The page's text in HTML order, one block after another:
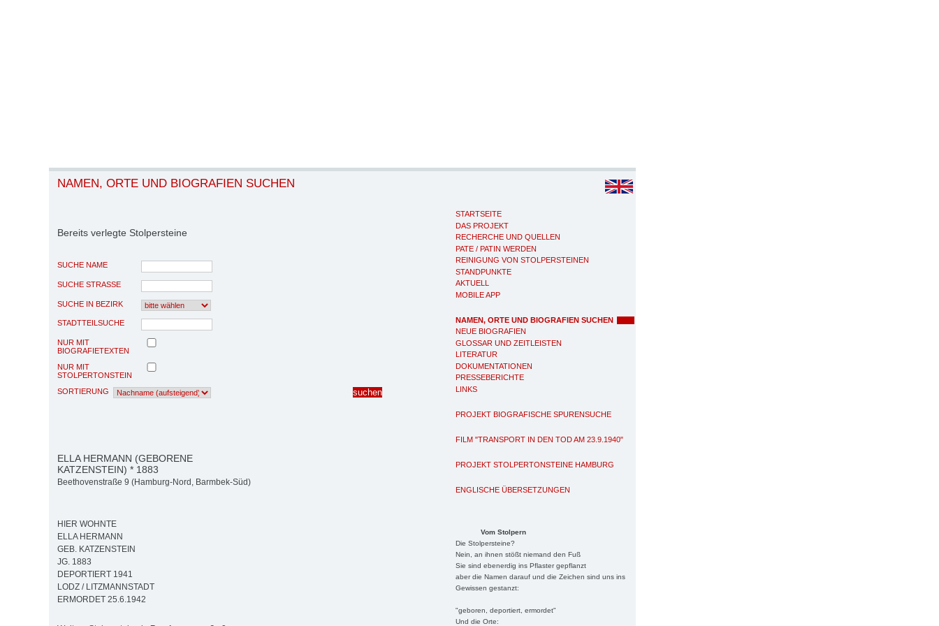
STARTSEITE
DAS PROJEKT
RECHERCHE UND QUELLEN
PATE / PATIN WERDEN
REINIGUNG VON STOLPERSTEINEN
STANDPUNKTE
AKTUELL
MOBILE APP
NAMEN, ORTE UND BIOGRAFIEN SUCHEN
NEUE BIOGRAFIEN
GLOSSAR UND ZEITLEISTEN
LITERATUR
DOKUMENTATIONEN
PRESSEBERICHTE
LINKS
PROJEKT BIOGRAFISCHE SPURENSUCHE
FILM "TRANSPORT IN DEN TOD AM 23.9.1940"
PROJEKT STOLPERTONSTEINE HAMBURG
ENGLISCHE ÜBERSETZUNGEN
Vom Stolpern
Die Stolpersteine?
Nein, an ihnen stößt niemand den Fuß
Sie sind ebenerdig ins Pflaster gepflanzt
aber die Namen darauf und die Zeichen sind uns ins
Gewissen gestanzt:
"geboren, deportiert, ermordet"
Und die Orte:
NAMEN, ORTE UND BIOGRAFIEN SUCHEN
Bereits verlegte Stolpersteine
SUCHE NAME
SUCHE STRASSE
SUCHE IN BEZIRK
STADTTEILSUCHE
NUR MIT
BIOGRAFIETEXTEN
NUR MIT
STOLPERTONSTEIN
SORTIERUNG
ELLA HERMANN (GEBORENE
KATZENSTEIN) * 1883
Beethovenstraße 9 (Hamburg-Nord, Barmbek-Süd)
HIER WOHNTE
ELLA HERMANN
GEB. KATZENSTEIN
JG. 1883
DEPORTIERT 1941
LODZ / LITZMANNSTADT
ERMORDET 25.6.1942